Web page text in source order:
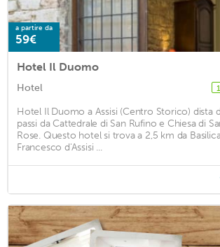
a partire da
59€
Hotel Il Duomo
Hotel
Hotel Il Duomo a Assisi (Centro Storico) dista
passi da Cattedrale di San Rufino e Chiesa di
Rose. Questo hotel si trova a 2,5 km da
Francesco d'Assisi ...